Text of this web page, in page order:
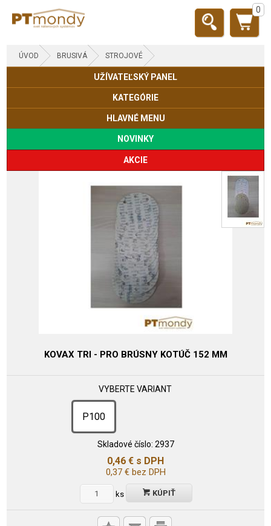
0
ÚVOD BRUSIVÁ STROJOVÉ
UŽÍVATEĽSKÝ PANEL
KATEGÓRIE
HLAVNÉ MENU
NOVINKY
AKCIE
KOVAX TRI - PRO BRÚSNY KOTÚČ 152 MM
VYBERTE VARIANT
P100
Skladové číslo: 2937
0,46 € s DPH
0,37 €bez DPH
ks KÚPIŤ